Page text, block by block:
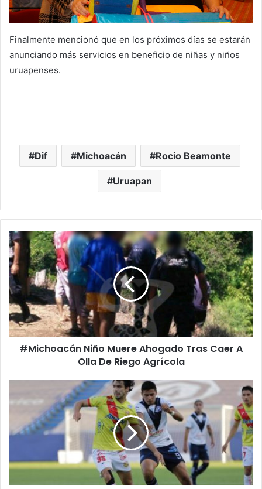
Finalmente mencionó que en los próximos días se estarán
anunciando más servicios en beneficio de niñas y niños
uruapenses.
Dif Michoacán Rocio Beamonte
Uruapan
#Michoacán
Niño
Muere
Ahogado
Tras
Caer
A
Olla
De
Riego
#Michoacán Niño Muere Ahogado Tras Caer A
Olla De Riego Agrícola
Morelia
Cajetea
Ante
Y
Pierde
1-